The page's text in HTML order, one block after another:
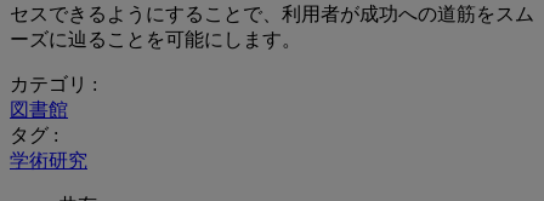
セスできるようにすることで、利用者が成功への道筋をスム
ーズに辿ることを可能にします。
カテゴリ :
図書館
タグ :
学術研究